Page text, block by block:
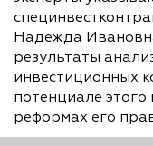
Надежда
результаты
инвестиционных
потенциале
реформах его